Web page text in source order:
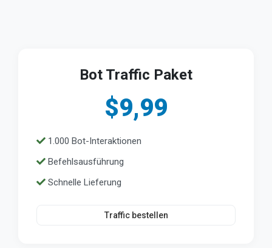
Bot Traffic Paket
$9,99
1.000 Bot-Interaktionen
Befehlsausführung
Schnelle Lieferung
Traffic bestellen